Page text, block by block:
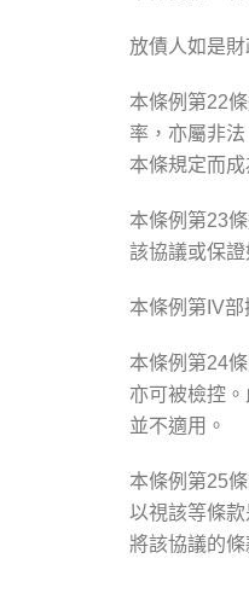
放債人如是
本條例第22
率，亦屬非
本條規定而
本條例第23
該協議或保
本條例第IV
本條例第24
亦可被檢控
並不適用。
本條例第25
以視該等條
將該協議的